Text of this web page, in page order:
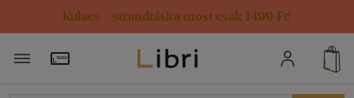
Kulacs / strandtáska most csak 1499 Ft!
Törzsvásárlói Kártya adatai